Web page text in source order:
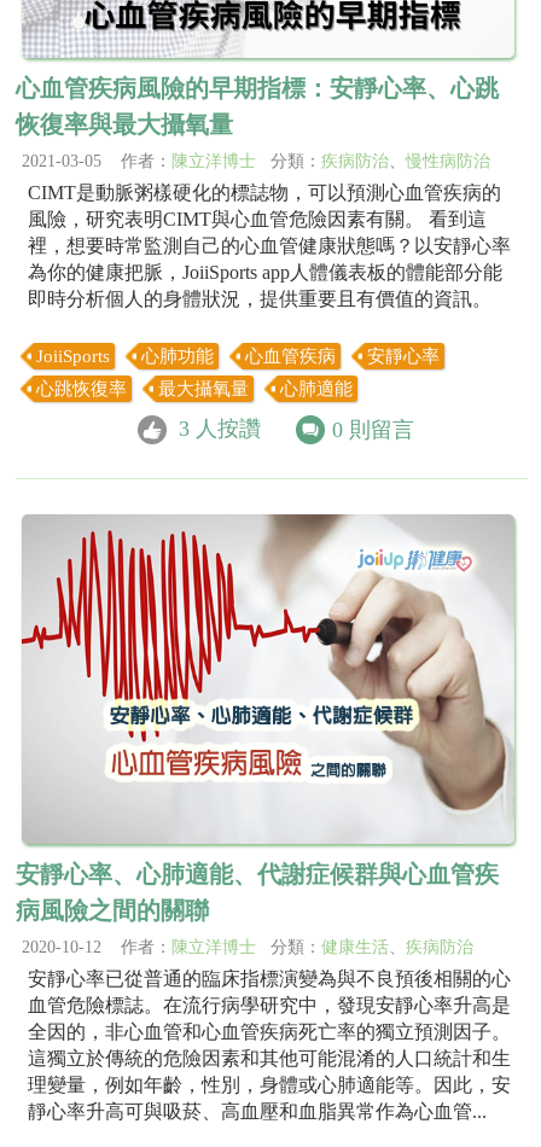
心血管疾病風險的早期指標：安靜心率、心跳
恢復率與最大攝氧量
2021-03-05 作者： 陳立洋博士 分類： 疾病防治、慢性病防治
CIMT是動脈粥樣硬化的標誌物，可以預測心血管疾病的
風險，研究表明CIMT與心血管危險因素有關。 看到這
裡，想要時常監測自己的心血管健康狀態嗎？以安靜心率
為你的健康把脈，JoiiSports app人體儀表板的體能部分能
即時分析個人的身體狀況，提供重要且有價值的資訊。
JoiiSports 心肺功能 心血管疾病
安靜心率
心跳恢復率
最大攝氧量 心肺適能
3 人按讚 0 則留言
安靜心率、心肺適能、代謝症候群與心血管疾
病風險之間的關聯
2020-10-12 作者： 陳立洋博士 分類： 健康生活 疾病防治
安靜心率已從普通的臨床指標演變為與不良預後相關的心
血管危險標誌。在流行病學研究中，發現安靜心率升高是
全因的，非心血管和心血管疾病死亡率的獨立預測因子。
這獨立於傳統的危險因素和其他可能混淆的人口統計和生
理變量，例如年齡，性別，身體或心肺適能等。因此，安
靜心率升高可與吸菸、高血壓和血脂異常作為心血管...